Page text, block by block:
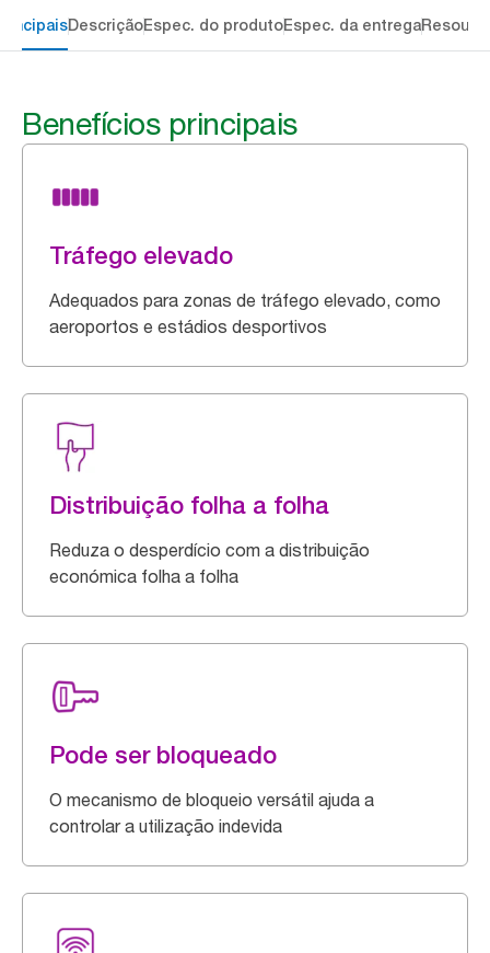
DescriçãoEspec. do produtoEspec. da entrega
Benefícios principais
Tráfego elevado
Adequados para zonas de tráfego elevado, como
aeroportos e estádios desportivos
Distribuição folha a folha
Reduza o desperdício com a distribuição
económica folha a folha
Pode ser bloqueado
O mecanismo de bloqueio versátil ajuda a
controlar a utilização indevida